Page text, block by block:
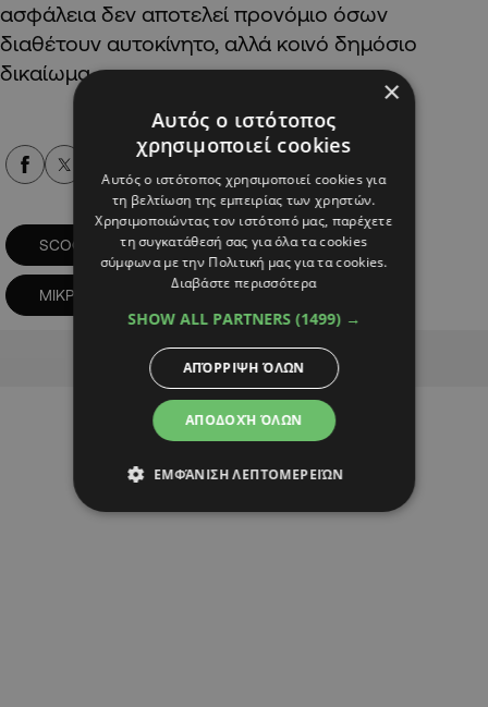
ασφάλεια δεν αποτελεί προνόμιο όσων
διαθέτουν αυτοκίνητο, αλλά κοινό δημόσιο
δικαίωμα.
SCOOTER SCOOTERS
ΜΙΚΡΟΚΙΝΗΤΙΚΟΤΗΤΑ
Advertisement
×
Αυτός ο ιστότοπος
χρησιμοποιεί cookies
Αυτός ο ιστότοπος χρησιμοποιεί cookies για
τη βελτίωση της εμπειρίας των χρηστών.
Χρησιμοποιώντας τον ιστότοπό μας, παρέχετε
τη συγκατάθεσή σας για όλα τα cookies
σύμφωνα με την Πολιτική μας για τα cookies.
Διαβάστε περισσότερα
SHOW ALL PARTNERS (1499) →
ΑΠΟΔΟΧΉ ΌΛΩΝ
ΑΠΌΡΡΙΨΗ ΌΛΩΝ
ΕΜΦΆΝΙΣΗ ΛΕΠΤΟΜΕΡΕΙΏΝ